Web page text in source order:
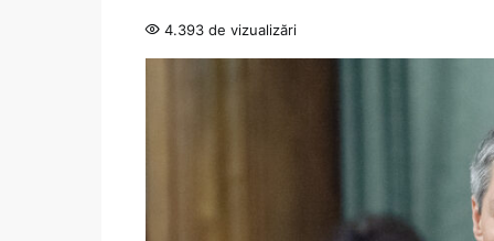
4.393 de vizualizări